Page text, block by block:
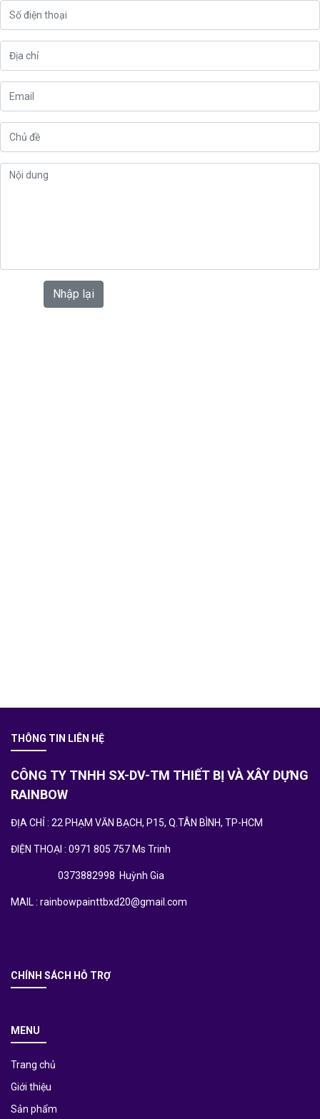
THÔNG TIN LIÊN HỆ
CÔNG TY TNHH SX-DV-TM THIẾT BỊ VÀ XÂY DỰNG
RAINBOW
ĐỊA CHỈ : 22 PHẠM VĂN BẠCH, P15, Q.TÂN BÌNH, TP-HCM
ĐIỆN THOẠI : 0971 805 757 Ms Trinh
0373882998 Huỳnh Gia
MAIL : rainbowpainttbxd20@gmail.com
CHÍNH SÁCH HỖ TRỢ
MENU
Trang chủ
Giới thiệu
Sản phẩm